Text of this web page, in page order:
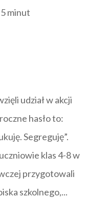
minut
udział w akcji
hasło to:
Segreguję”.
klas 4-8 w
przygotowali
szkolnego,...